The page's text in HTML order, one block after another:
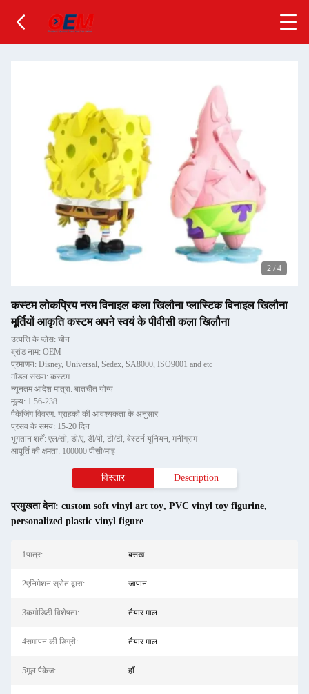
2 / 4
कस्टम लोकप्रिय नरम विनाइल कला खिलौना प्लास्टिक विनाइल खिलौना
मूर्तियों आकृति कस्टम अपने स्वयं के पीवीसी कला खिलौना
उत्पत्ति के प्लेस: चीन
ब्रांड नाम: OEM
प्रमाणन: Disney, Universal, Sedex, SA8000, ISO9001 and etc
मॉडल संख्या: कस्टम
न्यूनतम आदेश मात्रा: बातचीत योग्य
मूल्य: 1.56-238
पैकेजिंग विवरण: ग्राहकों की आवश्यकता के अनुसार
प्रसव के समय: 15-20 दिन
भुगतान शर्तें: एल/सी, डी/ए, डी/पी, टी/टी, वेस्टर्न यूनियन, मनीग्राम
आपूर्ति की क्षमता: 100000 पीसी/माह
विस्तार Description
प्रमुखता देना: custom soft vinyl art toy, PVC vinyl toy figurine,
personalized plastic vinyl figure
1पात्र: बत्तख
2एनिमेशन स्रोत द्वारा: जापान
3कमोडिटी विशेषता: तैयार माल
4समापन की डिग्री: तैयार माल
5मूल पैकेज: हाँ